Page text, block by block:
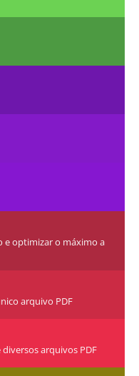
e optimizar o máximo a
arquivo PDF
arquivos PDF